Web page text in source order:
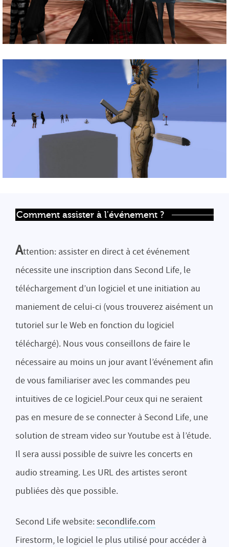
Comment assister à l'événement ?
Attention: assister en direct à cet événement
nécessite une inscription dans Second Life, le
téléchargement d’un logiciel et une initiation au
maniement de celui-ci (vous trouverez aisément un
tutoriel sur le Web en fonction du logiciel
téléchargé). Nous vous conseillons de faire le
nécessaire au moins un jour avant l’événement afin
de vous familiariser avec les commandes peu
intuitives de ce logiciel.Pour ceux qui ne seraient
pas en mesure de se connecter à Second Life, une
solution de stream video sur Youtube est à l’étude.
Il sera aussi possible de suivre les concerts en
audio streaming. Les URL des artistes seront
publiées dès que possible.
Second Life website:secondlife.com
Firestorm, le logiciel le plus utilisé pour accéder à